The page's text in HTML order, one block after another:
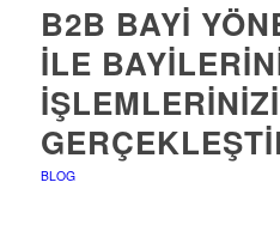
B2B BAYI
İLE
BLOG